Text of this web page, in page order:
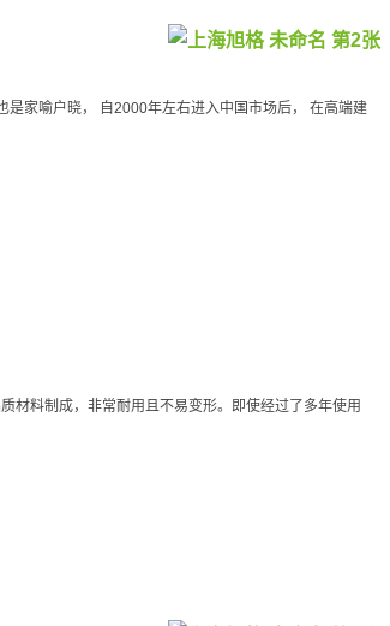
家喻户晓， 自2000年左右进入中国市场后， 在高端建
材料制成，非常耐用且不易变形。即使经过了多年使用